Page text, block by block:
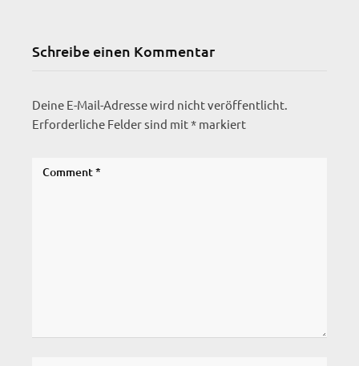
Schreibe einen Kommentar
Deine E-Mail-Adresse wird nicht veröffentlicht.
Erforderliche Felder sind mit* markiert